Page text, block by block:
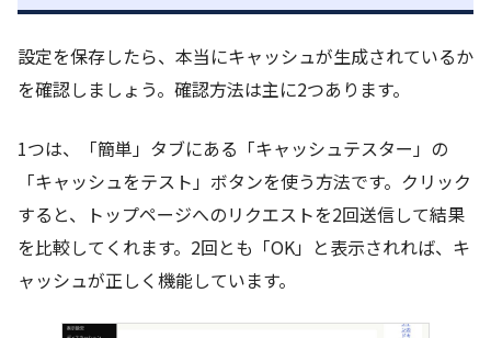
設定を保存したら、本当にキャッシュが生成されているか
を確認しましょう。確認方法は主に2つあります。
1つは、「簡単」タブにある「キャッシュテスター」の
「キャッシュをテスト」ボタンを使う方法です。クリック
すると、トップページへのリクエストを2回送信して結果
を比較してくれます。2回とも「OK」と表示されれば、キ
ャッシュが正しく機能しています。